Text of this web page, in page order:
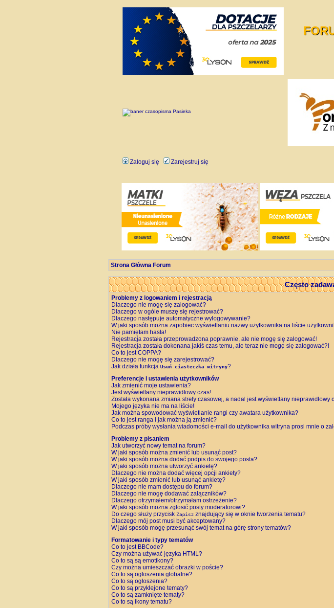
Zaloguj się Zarejestruj się
Strona Główna Forum
Często
Problemy z logowaniem i rejestracją
Dlaczego nie mogę się zalogować?
Dlaczego w ogóle muszę się rejestrować?
Dlaczego następuje automatyczne wylogowywanie?
W jaki sposób można zapobiec wyświetlaniu nazwy użytkownika na liście
Nie pamiętam hasła!
Rejestracja została przeprowadzona poprawnie, ale nie mogę się zalogować!
Rejestracja została dokonana jakiś czas temu, ale teraz nie mogę się zalogować?!
Co to jest COPPA?
Dlaczego nie mogę się zarejestrować?
Jak działa funkcja Usuń ciasteczka witryny?
Preferencje i ustawienia użytkowników
Jak zmienić moje ustawienia?
Jest wyświetlany nieprawidłowy czas!
Została wykonana zmiana strefy czasowej, a nadal jest wyświetlany nieprawidłowy
Mojego języka nie ma na liście!
Jak można spowodować wyświetlanie rangi czy awatara użytkownika?
Co to jest ranga i jak można ją zmienić?
Podczas próby wysłania wiadomości e-mail do użytkownika witryna prosi mnie o
Problemy z pisaniem
Jak utworzyć nowy temat na forum?
W jaki sposób można zmienić lub usunąć post?
W jaki sposób można dodać podpis do swojego posta?
W jaki sposób można utworzyć ankietę?
Dlaczego nie można dodać więcej opcji ankiety?
W jaki sposób zmienić lub usunąć ankietę?
Dlaczego nie mam dostępu do forum?
Dlaczego nie mogę dodawać załączników?
Dlaczego otrzymałem/otrzymałam ostrzeżenie?
W jaki sposób można zgłosić posty moderatorowi?
Do czego służy przycisk Zapisz znajdujący się w oknie tworzenia tematu?
Dlaczego mój post musi być akceptowany?
W jaki sposób mogę przesunąć swój temat na górę strony tematów?
Formatowanie i typy tematów
Co to jest BBCode?
Czy można używać języka HTML?
Co to są są emotikony?
Czy można umieszczać obrazki w poście?
Co to są ogłoszenia globalne?
Co to są ogłoszenia?
Co to są przyklejone tematy?
Co to są zamknięte tematy?
Co to są ikony tematu?